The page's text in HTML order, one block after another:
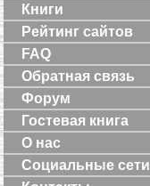
Книги
Рейтинг сайтов
FAQ
Обратная связь
Форум
Гостевая книга
О нас
Социальные сети